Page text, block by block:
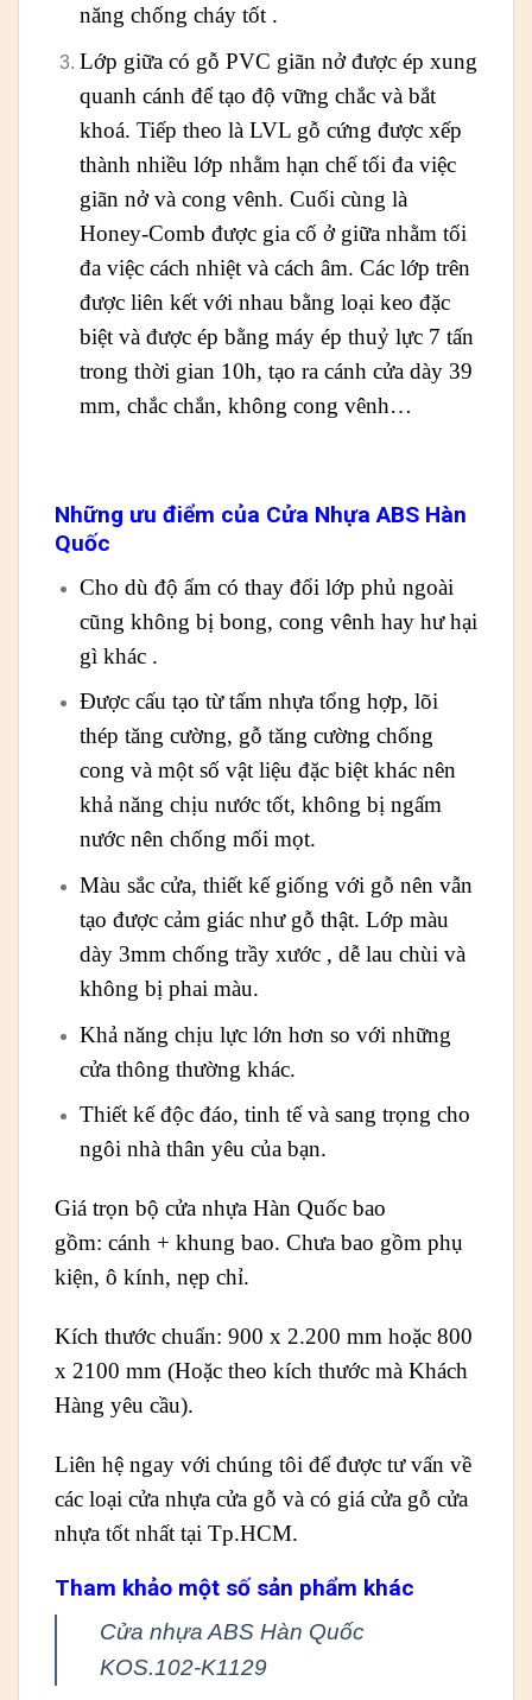
năng chống cháy tốt .
Lớp giữa có gỗ PVC giãn nở được ép xung
quanh cánh để tạo độ vững chắc và bắt
khoá. Tiếp theo là LVL gỗ cứng được xếp
thành nhiều lớp nhằm hạn chế tối đa việc
giãn nở và cong vênh. Cuối cùng là
Honey-Comb được gia cố ở giữa nhằm tối
đa việc cách nhiệt và cách âm. Các lớp trên
được liên kết với nhau bằng loại keo đặc
biệt và được ép bằng máy ép thuỷ lực 7 tấn
trong thời gian 10h, tạo ra cánh cửa dày 39
mm, chắc chắn, không cong vênh…
Những ưu điểm của Cửa Nhựa ABS Hàn
Quốc
Cho dù độ ẩm có thay đổi lớp phủ ngoài
cũng không bị bong, cong vênh hay hư hại
gì khác .
Được cấu tạo từ tấm nhựa tổng hợp, lõi
thép tăng cường, gỗ tăng cường chống
cong và một số vật liệu đặc biệt khác nên
khả năng chịu nước tốt, không bị ngấm
nước nên chống mối mọt.
Màu sắc cửa, thiết kế giống với gỗ nên vẫn
tạo được cảm giác như gỗ thật. Lớp màu
dày 3mm chống trầy xước , dễ lau chùi và
không bị phai màu.
Khả năng chịu lực lớn hơn so với những
cửa thông thường khác.
Thiết kế độc đáo, tinh tế và sang trọng cho
ngôi nhà thân yêu của bạn.
Giá trọn bộ cửa nhựa Hàn Quốc bao
gồm: cánh + khung bao. Chưa bao gồm phụ
kiện, ô kính, nẹp chỉ.
Kích thước chuẩn: 900 x 2.200 mm hoặc 800
x 2100 mm (Hoặc theo kích thước mà Khách
Hàng yêu cầu).
Liên hệ ngay với chúng tôi để được tư vấn về
các loại cửa nhựa cửa gỗ và có giá cửa gỗ cửa
nhựa tốt nhất tại Tp.HCM.
Tham khảo một số sản phẩm khác
Cửa nhựa ABS Hàn Quốc
KOS.102-K1129